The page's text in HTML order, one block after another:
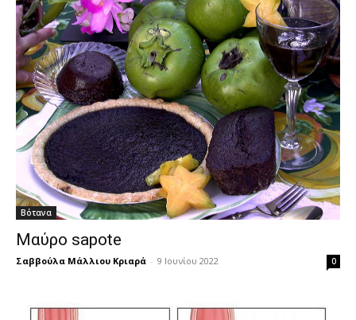
Βότανα
Mαύρο sapote
Σαββούλα Μάλλιου Κριαρά - 9 Ιουνίου 2022 0